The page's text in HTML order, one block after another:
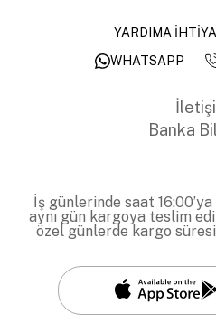
YARDIMA
WHATSAPP
Banka
İş günlerinde saat
aynı gün kargoya teslim
özel günlerde kargo